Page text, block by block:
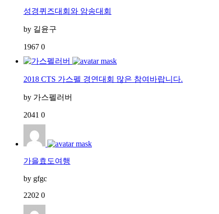
성경퀴즈대회와 암송대회
by 길윤구
1967 0
2018 CTS 가스펠 경연대회 많은 참여바랍니다.
by 가스펠러버
2041 0
가을효도여행
by gfgc
2202 0